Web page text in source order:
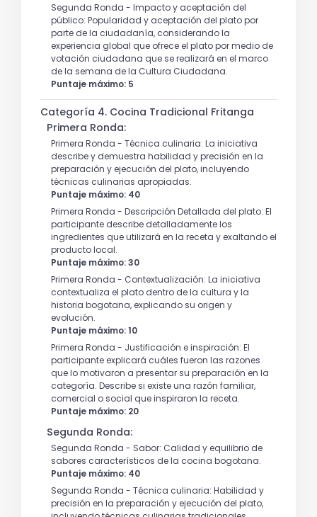
Segunda Ronda - Impacto y aceptación del
público: Popularidad y aceptación del plato por
parte de la ciudadanía, considerando la
experiencia global que ofrece el plato por medio de
votación ciudadana que se realizará en el marco
de la semana de la Cultura Ciudadana.
Puntaje máximo: 5
Categoría 4. Cocina Tradicional Fritanga
Primera Ronda:
Primera Ronda - Técnica culinaria: La iniciativa
describe y demuestra habilidad y precisión en la
preparación y ejecución del plato, incluyendo
técnicas culinarias apropiadas.
Puntaje máximo: 40
Primera Ronda - Descripción Detallada del plato: El
participante describe detalladamente los
ingredientes que utilizará en la receta y exaltando el
producto local.
Puntaje máximo: 30
Primera Ronda - Contextualización: La iniciativa
contextualiza el plato dentro de la cultura y la
historia bogotana, explicando su origen y
evolución.
Puntaje máximo: 10
Primera Ronda - Justificación e inspiración: El
participante explicará cuáles fueron las razones
que lo motivaron a presentar su preparación en la
categoría. Describe si existe una razón familiar,
comercial o social que inspiraron la receta.
Puntaje máximo: 20
Segunda Ronda:
Segunda Ronda - Sabor: Calidad y equilibrio de
sabores característicos de la cocina bogotana.
Puntaje máximo: 40
Segunda Ronda - Técnica culinaria: Habilidad y
precisión en la preparación y ejecución del plato,